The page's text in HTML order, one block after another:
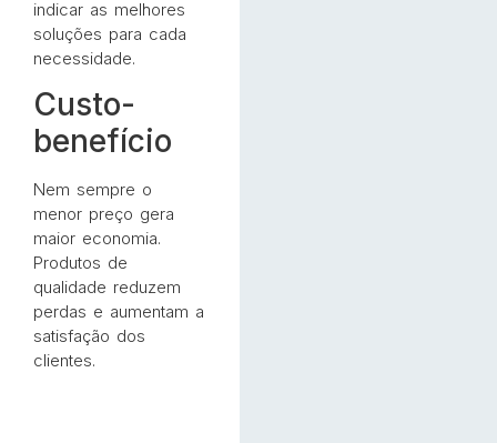
indicar as melhores
soluções para cada
necessidade.
Custo-
benefício
Nem sempre o
menor preço gera
maior economia.
Produtos de
qualidade reduzem
perdas e aumentam a
satisfação dos
clientes.